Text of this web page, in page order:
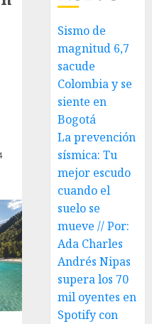
Sismo de
magnitud 6,7
sacude
Colombia y se
siente en
Bogotá
La prevención
sísmica: Tu
mejor escudo
cuando el
suelo se
mueve // Por:
Ada Charles
Andrés Nipas
supera los 70
mil oyentes en
Spotify con